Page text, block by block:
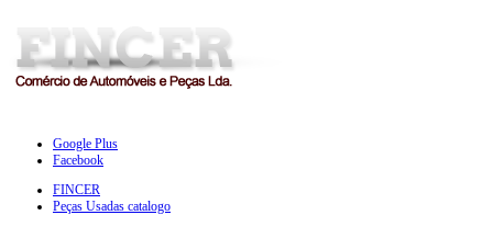
Google Plus
Facebook
FINCER
Peças Usadas catalogo